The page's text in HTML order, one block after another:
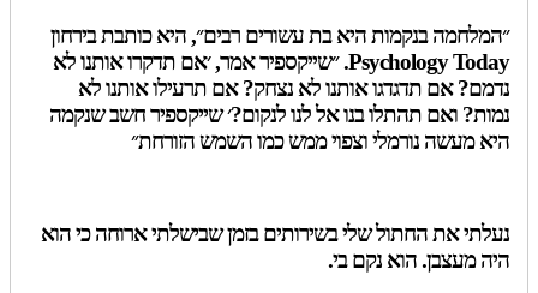
״המלחמה בנקמות היא בת עשורים רבים״, היא כותבת בירחון
Psychology Today. ״שייקספיר אמר, ׳אם תדקרו אותנו לא
נדמם? אם תדגדגו אותנו לא נצחק? אם תרעילו אותנו לא
נמות? ואם תהתלו בנו אל לנו לנקום?׳ שייקספיר חשב שנקמה
היא מעשה נורמלי וצפוי ממש כמו השמש הזורחת״
נעלתי את החתול שלי בשירותים בזמן שבישלתי ארוחה כי הוא
היה מעצבן. הוא נקם בי.